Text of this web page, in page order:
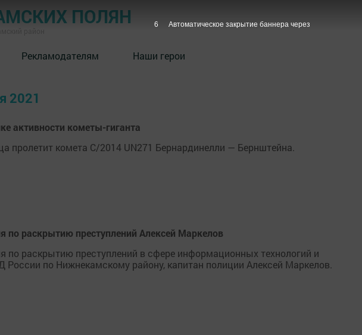
ПОЛЯН
Рекламодателям Наши герои
2021
активности кометы-гиганта
пролетит комета C/2014 UN271 Бернардинелли — Бернштейна.
по раскрытию преступлений Алексей Маркелов
по раскрытию преступлений в сфере информационных технологий и
по Нижнекамскому району, капитан полиции Алексей Маркелов.
6 Автоматическое закрытие баннера через